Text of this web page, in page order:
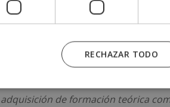
de formación teórica
RECHAZAR TODO